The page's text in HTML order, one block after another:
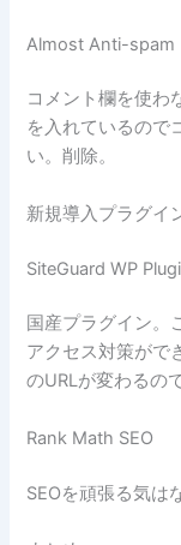
Almost Anti-spam
コメント欄を使わ
を入れているので
い。削除。
新規導入プラグイ
SiteGuard WP
国産プラグイン。
アクセス対策がで
のURLが変わるの
Rank Math SEO
SEOを頑張る気は